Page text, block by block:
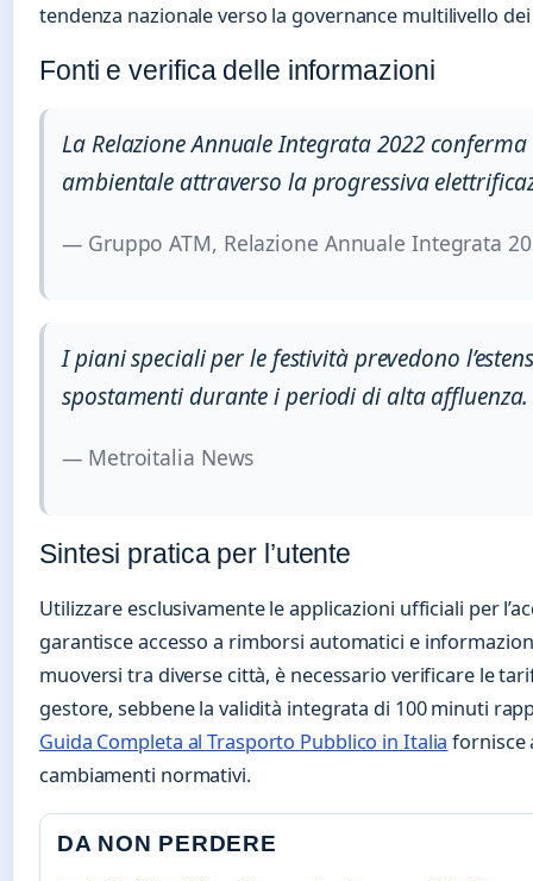
tendenza nazionale verso la governance multilivello
Fonti e verifica delle informazioni
La Relazione Annuale Integrata 2022
ambientale attraverso la progressiva
— Gruppo ATM, Relazione Annuale Integrata
I piani speciali per le festività prevedono
spostamenti durante i periodi di alta affluenza.
— Metroitalia News
Sintesi pratica per l’utente
Utilizzare esclusivamente le applicazioni ufficiali per
garantisce accesso a rimborsi automatici e
muoversi tra diverse città, è necessario verificare le
gestore, sebbene la validità integrata di 100 minuti
Guida Completa al Trasporto Pubblico in Italia fornisce
cambiamenti normativi.
DA NON PERDERE